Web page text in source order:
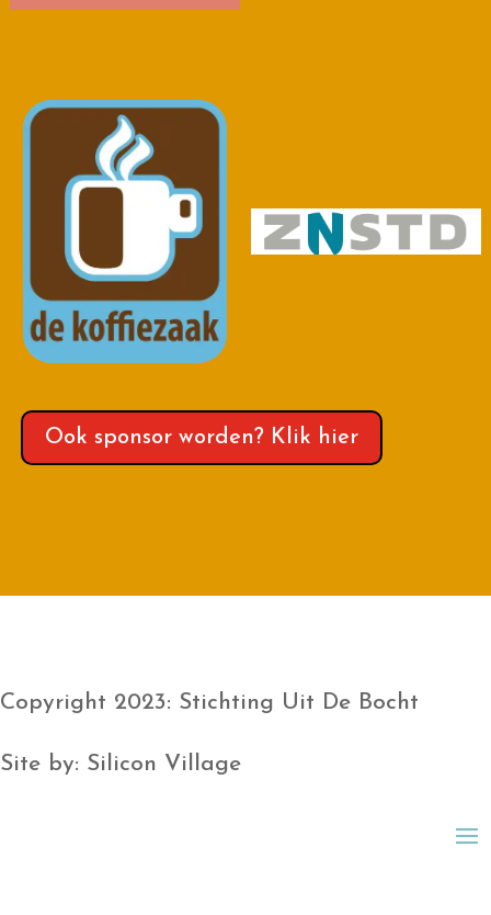
Ook sponsor worden? Klik hier
Copyright 2023: Stichting Uit De Bocht
Site by: Silicon Village